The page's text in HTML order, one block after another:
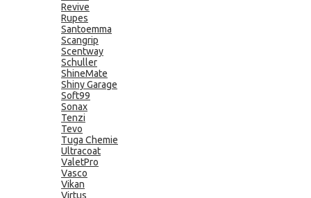
Revive
Rupes
Santoemma
Scangrip
Scentway
Schuller
ShineMate
Shiny Garage
Soft99
Sonax
Tenzi
Tevo
Tuga Chemie
Ultracoat
ValetPro
Vasco
Vikan
Virtus